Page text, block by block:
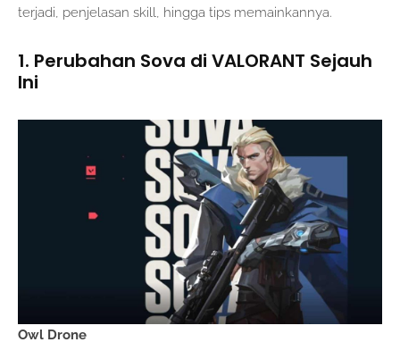
terjadi, penjelasan skill, hingga tips memainkannya.
1. Perubahan Sova di VALORANT Sejauh
Ini
Owl Drone